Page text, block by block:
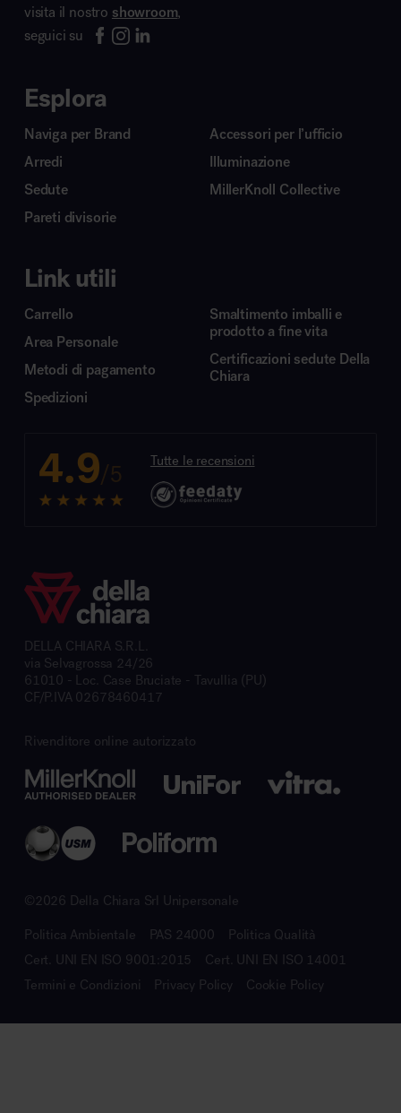
visita il nostro showroom,
seguici su
Esplora
Naviga per Brand
Arredi
Sedute
Pareti divisorie
Accessori per l’ufficio
Illuminazione
MillerKnoll Collective
Link utili
Carrello
Area Personale
Metodi di pagamento
Spedizioni
Smaltimento imballi e
prodotto a fine vita
Certificazioni sedute Della
Chiara
4.9/5 Tutte le recensioni
DELLA CHIARA S.R.L.
via Selvagrossa 24/26
61010 - Loc. Case Bruciate - Tavullia (PU)
CF/P.IVA 02678460417
Rivenditore online autorizzato
©2026 Della Chiara Srl Unipersonale
Politica Ambientale PAS 24000
Politica Qualità
Cert. UNI EN ISO 9001:2015
Cert. UNI EN ISO 14001
Termini e Condizioni
Privacy Policy Cookie Policy